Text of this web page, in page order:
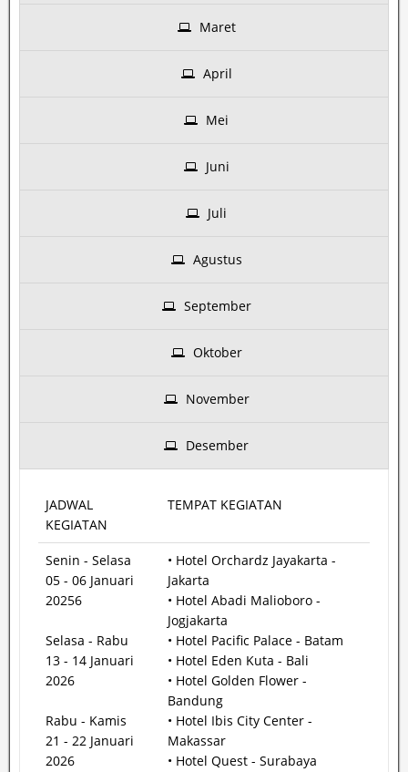
Maret
April
Mei
Juni
Juli
Agustus
September
Oktober
November
Desember
JADWAL
KEGIATAN
TEMPAT KEGIATAN
Senin - Selasa
05 - 06 Januari
20256
Selasa - Rabu
13 - 14 Januari
2026
Rabu - Kamis
21 - 22 Januari
2026
• Hotel Orchardz Jayakarta -
Jakarta
• Hotel Abadi Malioboro -
Jogjakarta
• Hotel Pacific Palace - Batam
• Hotel Eden Kuta - Bali
• Hotel Golden Flower -
Bandung
• Hotel Ibis City Center -
Makassar
• Hotel Quest - Surabaya